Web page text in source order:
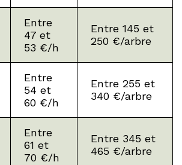
Entre
47 et
53 €/h
Entre 145 et
250 €/arbre
Entre
54 et
60 €/h
Entre 255 et
340 €/arbre
Entre
61 et
70 €/h
Entre 345 et
465 €/arbre